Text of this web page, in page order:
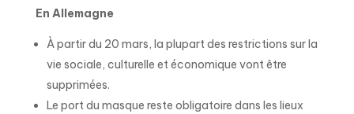
En Allemagne
À partir du 20 mars, la plupart des restrictions sur la
vie sociale, culturelle et économique vont être
supprimées.
Le port du masque reste obligatoire dans les lieux